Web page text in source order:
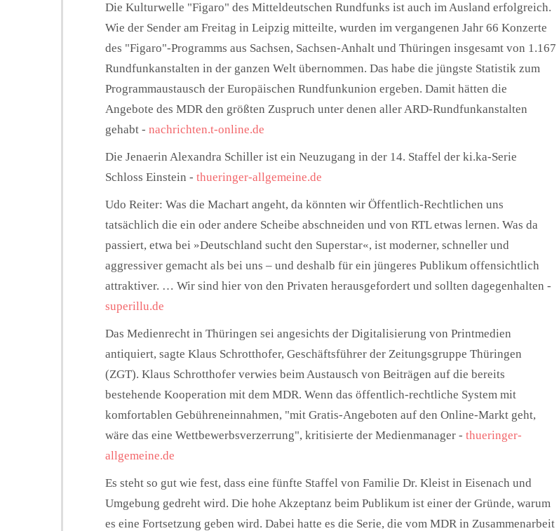
Die Kulturwelle "Figaro" des Mitteldeutschen Rundfunks ist auch im Ausland erfolgreich.
Wie der Sender am Freitag in Leipzig mitteilte, wurden im vergangenen Jahr 66 Konzerte
des "Figaro"-Programms aus Sachsen, Sachsen-Anhalt und Thüringen insgesamt von 1.167
Rundfunkanstalten in der ganzen Welt übernommen. Das habe die jüngste Statistik zum
Programmaustausch der Europäischen Rundfunkunion ergeben. Damit hätten die
Angebote des MDR den größten Zuspruch unter denen aller ARD-Rundfunkanstalten
gehabt - nachrichten.t-online.de
Die Jenaerin Alexandra Schiller ist ein Neuzugang in der 14. Staffel der ki.ka-Serie
Schloss Einstein - thueringer-allgemeine.de
Udo Reiter: Was die Machart angeht, da könnten wir Öffentlich-Rechtlichen uns
tatsächlich die ein oder andere Scheibe abschneiden und von RTL etwas lernen. Was da
passiert, etwa bei »Deutschland sucht den Superstar«, ist moderner, schneller und
aggressiver gemacht als bei uns – und deshalb für ein jüngeres Publikum offensichtlich
attraktiver. … Wir sind hier von den Privaten herausgefordert und sollten dagegenhalten -
superillu.de
Das Medienrecht in Thüringen sei angesichts der Digitalisierung von Printmedien
antiquiert, sagte Klaus Schrotthofer, Geschäftsführer der Zeitungsgruppe Thüringen
(ZGT). Klaus Schrotthofer verwies beim Austausch von Beiträgen auf die bereits
bestehende Kooperation mit dem MDR. Wenn das öffentlich-rechtliche System mit
komfortablen Gebühreneinnahmen, "mit Gratis-Angeboten auf den Online-Markt geht,
wäre das eine Wettbewerbsverzerrung", kritisierte der Medienmanager - thueringer-
allgemeine.de
Es steht so gut wie fest, dass eine fünfte Staffel von Familie Dr. Kleist in Eisenach und
Umgebung gedreht wird. Die hohe Akzeptanz beim Publikum ist einer der Gründe, warum
es eine Fortsetzung geben wird. Dabei hatte es die Serie, die vom MDR in Zusammenarbeit